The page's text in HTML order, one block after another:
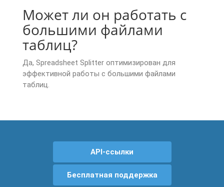
Может ли он работать с
большими файлами
таблиц?
Да, Spreadsheet Splitter оптимизирован для
эффективной работы с большими файлами
таблиц.
API-ссылки
Бесплатная поддержка